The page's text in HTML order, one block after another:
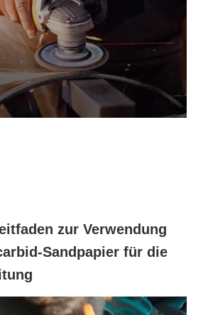
zur Verwendung
Sandpapier für die